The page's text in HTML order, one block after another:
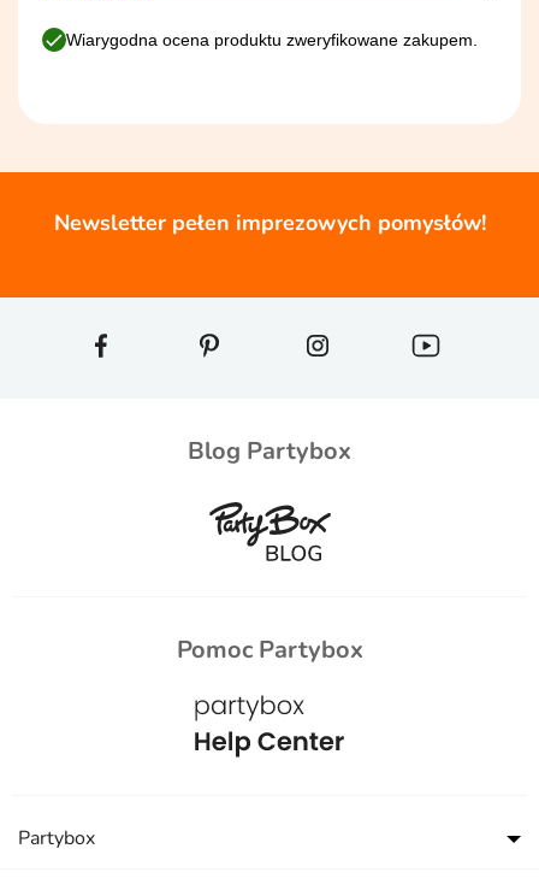
Wiarygodna ocena produktu zweryfikowane zakupem.
Newsletter pełen imprezowych pomysłów!
Blog Partybox
Pomoc Partybox
Partybox